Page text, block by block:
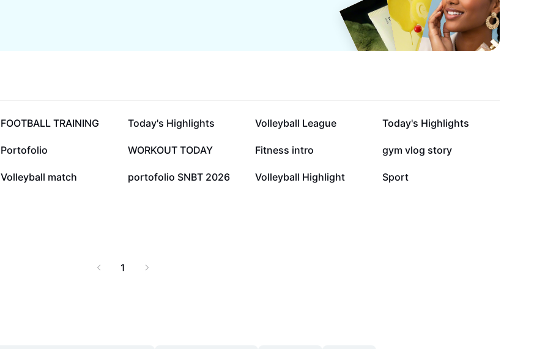
42,4 rb
FOOTBALL TRAINING 24,5 rb
Today's Highlights 24 rb
Volleyball League 21 rb
Today's Highlights
6,7 rb
Portofolio 2,7 rb
WORKOUT TODAY 2,7 rb
Fitness intro 2,7 rb
gym vlog story
1,4 rb
Volleyball match 1 rb
portofolio SNBT 2026 832
Volleyball Highlight 590
Sport
1